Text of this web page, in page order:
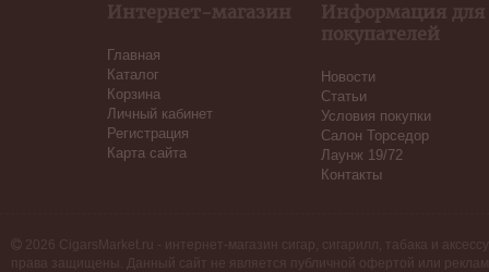
Интернет-магазин
Главная
Каталог
Корзина
Личный кабинет
Регистрация
Карта сайта
Информация для
покупателей
Новости
Статьи
Условия покупки
Салон Торседор
Лаунж 19/72
Контакты
2026 CigarsMarket.ru - интернет-магазин сигар, сигарилл, табака и
права защищены. Данный сайт не является публичной офертой или